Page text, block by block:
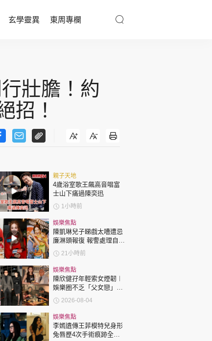
玄學靈異 東周專欄
親子天地
與寵同行
娛樂名人
文化藝術
時政財經
健康生活
飲食旅遊
The Standard 親子王
壯膽！約
招！
親子天地
4歲浴室歌王飆高音唱富
士山下痛過陳奕迅
1小時前
娛樂焦點
陳凱琳兒子睇戲太嘈遭忌
廉淋頭報復 報警處理自責
護子不力 歐錦棠陳倩揚齊
表態「媽媽有責任」
21小時前
娛樂焦點
陳欣健孖年輕索女煙韌︱
娛樂圈不乏「父女戀」
「爺孫戀」 年齡差距最大
達51歲 最受矚目有李龍
基謝賢
2026-08-04
娛樂焦點
李嫣遺傳王菲模特兒身形
兔唇歷4次手術痕跡全消